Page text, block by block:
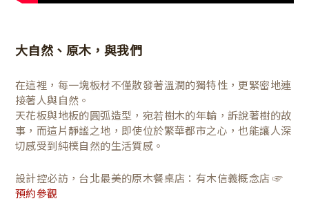
大自然、原木，與我們
在這裡，每一塊板材不僅散發著溫潤的獨特性，更緊密地連
接著人與自然。
天花板與地板的圓弧造型，宛若樹木的年輪，訴說著樹的故
事，而這片靜謐之地，即使位於繁華都市之心，也能讓人深
切感受到純樸自然的生活質感。
設計控必訪，台北最美的原木餐桌店：有木信義概念店 ☞
預約參觀